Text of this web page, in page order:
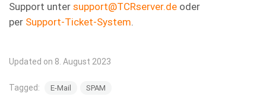
Support unter support@TCRserver.de oder
per Support-Ticket-System.
Updated on 8. August 2023
Tagged: E-Mail SPAM